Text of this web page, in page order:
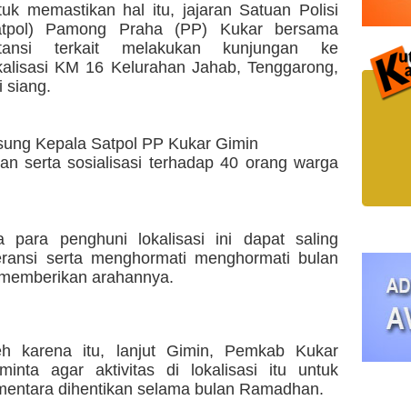
memastikan hal itu, jajaran Satuan Polisi
Pamong Praha (PP) Kukar bersama
terkait melakukan kunjungan ke
KM 16 Kelurahan Jahab, Tenggarong,
siang.
Kepala Satpol PP Kukar Gimin
serta sosialisasi terhadap 40 orang warga
para penghuni lokalisasi ini dapat saling
serta menghormati menghormati bulan
arahannya.
karena itu, lanjut Gimin, Pemkab Kukar
agar aktivitas di lokalisasi itu untuk
dihentikan selama bulan Ramadhan.